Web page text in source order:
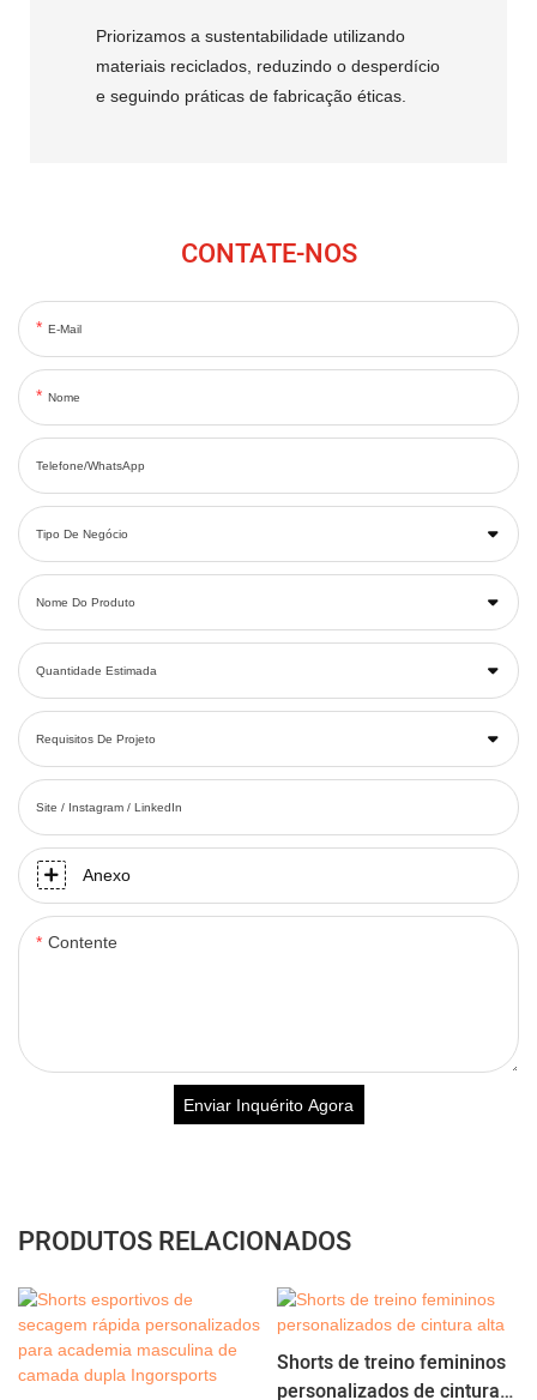
Priorizamos a sustentabilidade utilizando
materiais reciclados, reduzindo o desperdício
e seguindo práticas de fabricação éticas.
CONTATE-NOS
E-Mail
Nome
Telefone/WhatsApp
Tipo De Negócio
Nome Do Produto
Quantidade Estimada
Requisitos De Projeto
Site / Instagram / LinkedIn
Anexo
Contente
Enviar Inquérito Agora
PRODUTOS RELACIONADOS
Shorts de treino femininos
personalizados de cintura